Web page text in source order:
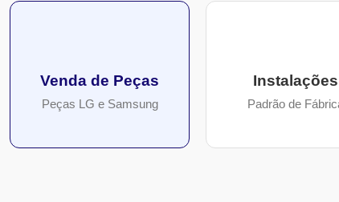
Venda de Peças
Peças LG e Samsung
Instalações
Padrão de